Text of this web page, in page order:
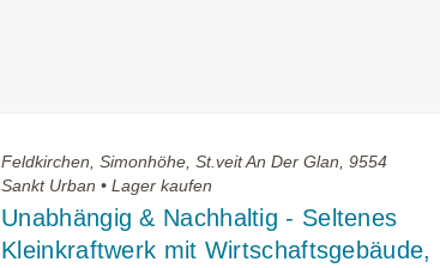
Feldkirchen, Simonhöhe, St.veit An Der Glan, 9554
Sankt Urban • Lager kaufen
Unabhängig & Nachhaltig - Seltenes
Kleinkraftwerk mit Wirtschaftsgebäude,